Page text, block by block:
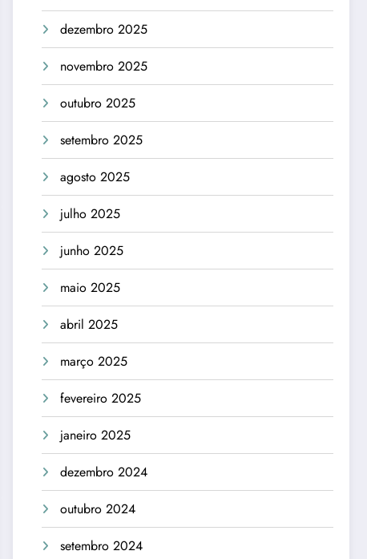
dezembro 2025
novembro 2025
outubro 2025
setembro 2025
agosto 2025
julho 2025
junho 2025
maio 2025
abril 2025
março 2025
fevereiro 2025
janeiro 2025
dezembro 2024
outubro 2024
setembro 2024